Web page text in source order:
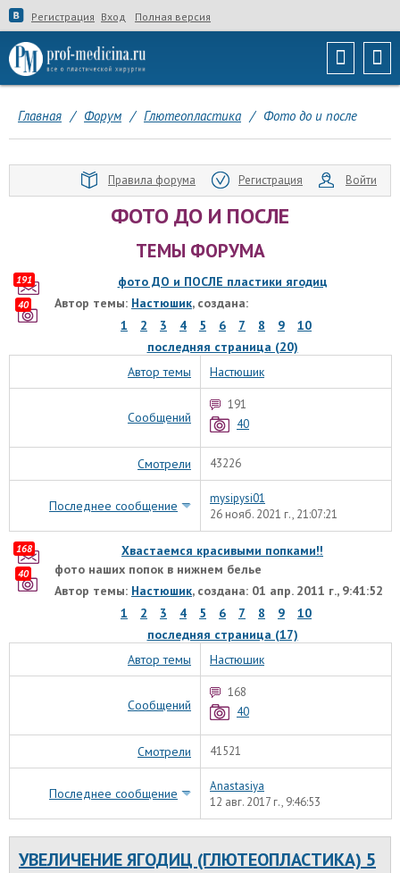
Регистрация Вход Полная версия
Главная / Форум / Глютеопластика / Фото до и после
Правила форума Регистрация Войти
ФОТО ДО И ПОСЛЕ
ТЕМЫ ФОРУМА
фото ДО и ПОСЛЕ пластики ягодиц
Автор темы: Настюшик, создана:
1
2 3 4 5 6 7 8 9
10
последняя страница (20)
191
40
Автор темы Настюшик
Сообщений
191
40
Смотрели 43226
Последнее сообщение
mysipysi01
26 нояб. 2021 г., 21:07:21
Хвастаемся красивыми попками!!
фото наших попок в нижнем белье
Автор темы: Настюшик, создана: 01 апр. 2011 г., 9:41:52
1
2 3 4 5 6 7 8 9
10
последняя страница (17)
168
40
Автор темы Настюшик
Сообщений
168
40
Смотрели 41521
Последнее сообщение
Anastasiya
12 авг. 2017 г., 9:46:53
УВЕЛИЧЕНИЕ ЯГОДИЦ (ГЛЮТЕОПЛАСТИКА) 5